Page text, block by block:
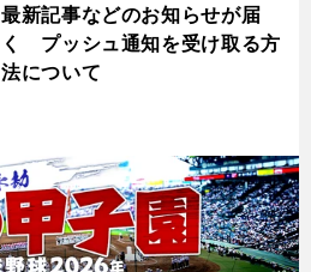
最新記事などのお知らせが届
く プッシュ通知を受け取る方
法について